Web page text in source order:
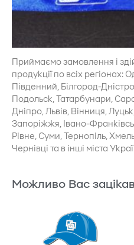
Приймаємо замовлення і
продукції по всіх регіонах:
Південний, Білгород-
Подольск, Татарбунари,
Дніпро, Львів, Вінниця,
Запоріжжя, Івано-
Рівне, Суми, Тернопіль,
Чернівці та в інші міста
Можливо Вас